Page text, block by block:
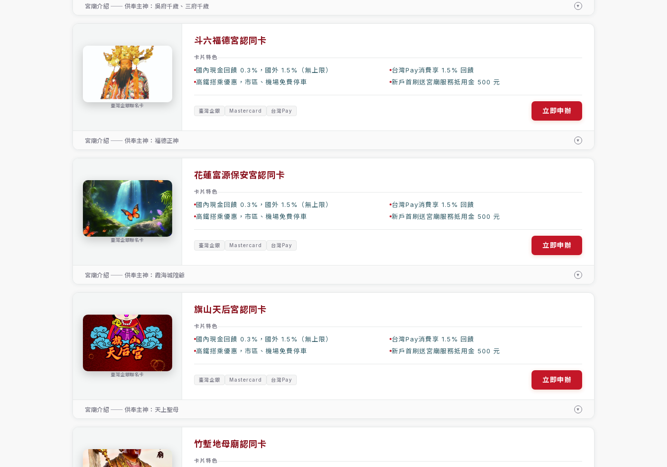
宮廟介紹 ── 供奉主神：吳府千歲、三府千歲 ▾
臺灣企銀聯名卡
斗六福德宮認同卡
卡片特色
國內現金回饋 0.3%，國外 1.5%（無上限）
台灣Pay消費享 1.5% 回饋
高鐵搭乘優惠，市區、機場免費停車
新戶首刷送宮廟服務抵用金 500 元
臺灣企銀 Mastercard 台灣Pay 立即申辦
宮廟介紹 ── 供奉主神：福德正神 ▾
臺灣企銀聯名卡
花蓮富源保安宮認同卡
卡片特色
國內現金回饋 0.3%，國外 1.5%（無上限）
台灣Pay消費享 1.5% 回饋
高鐵搭乘優惠，市區、機場免費停車
新戶首刷送宮廟服務抵用金 500 元
臺灣企銀 Mastercard 台灣Pay 立即申辦
宮廟介紹 ── 供奉主神：霞海城隍爺 ▾
臺灣企銀聯名卡
旗山天后宮認同卡
卡片特色
國內現金回饋 0.3%，國外 1.5%（無上限）
台灣Pay消費享 1.5% 回饋
高鐵搭乘優惠，市區、機場免費停車
新戶首刷送宮廟服務抵用金 500 元
臺灣企銀 Mastercard 台灣Pay 立即申辦
宮廟介紹 ── 供奉主神：天上聖母 ▾
竹塹地母廟認同卡
卡片特色